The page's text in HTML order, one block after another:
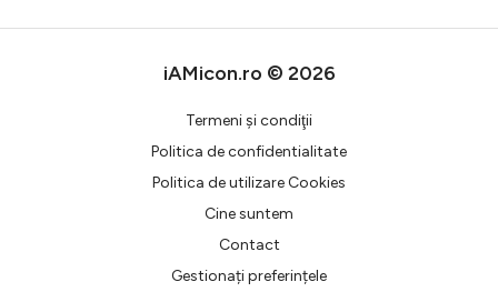
iAMicon.ro © 2026
Termeni şi condiţii
Politica de confidentialitate
Politica de utilizare Cookies
Cine suntem
Contact
Gestionați preferințele